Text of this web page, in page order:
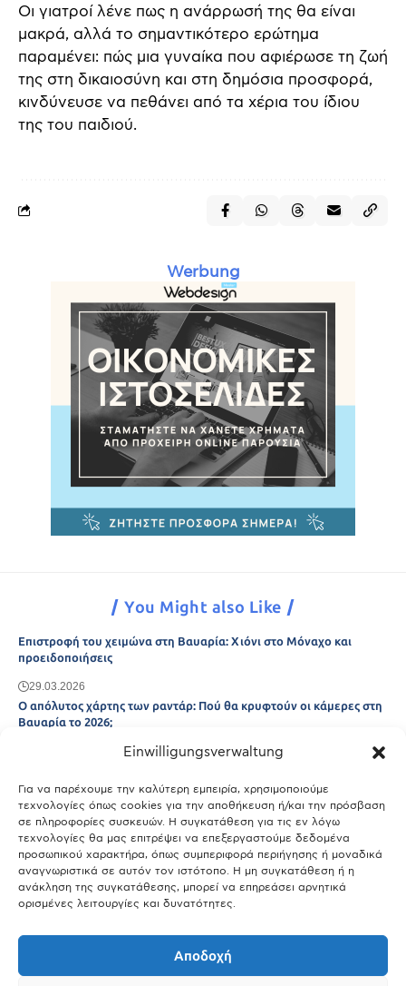
Einwilligungsverwaltung
Για να παρέχουμε την καλύτερη εμπειρία, χρησιμοποιούμε
τεχνολογίες όπως cookies για την αποθήκευση ή/και την πρόσβαση
σε πληροφορίες συσκευών. Η συγκατάθεση για τις εν λόγω
τεχνολογίες θα μας επιτρέψει να επεξεργαστούμε δεδομένα
προσωπικού χαρακτήρα, όπως συμπεριφορά περιήγησης ή μοναδικά
αναγνωριστικά σε αυτόν τον ιστότοπο. Η μη συγκατάθεση ή η
ανάκληση της συγκατάθεσης, μπορεί να επηρεάσει αρνητικά
ορισμένες λειτουργίες και δυνατότητες.
Αποδοχή
Οι γιατροί λένε πως η ανάρρωσή της θα είναι
μακρά, αλλά το σημαντικότερο ερώτημα
παραμένει: πώς μια γυναίκα που αφιέρωσε τη ζωή
της στη δικαιοσύνη και στη δημόσια προσφορά,
κινδύνευσε να πεθάνει από τα χέρια του ίδιου
της του παιδιού.
Werbung
You Might also Like
Επιστροφή του χειμώνα στη Βαυαρία: Χιόνι στο Μόναχο και
προειδοποιήσεις
29.03.2026
Ο απόλυτος χάρτης των ραντάρ: Πού θα κρυφτούν οι κάμερες στη
Βαυαρία το 2026;
Μόναχο;
25.03.2026
Θύελλα χτυπά το Μόναχο: Κίνδυνος από τους ισχυρούς ανέμους
και τις καταιγίδες
25.03.2026